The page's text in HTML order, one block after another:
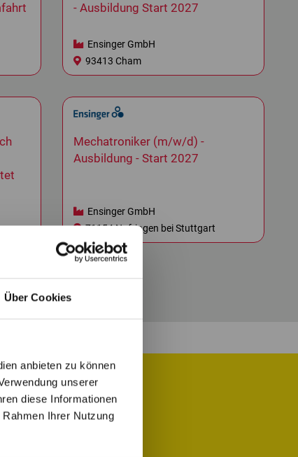
Über Cookies
anbieten zu können
unserer
diese Informationen
Ihrer Nutzung
- Ausbildung Start 2027
Ensinger GmbH
93413 Cham
Mechatroniker (m/w/d) -
Ausbildung - Start 2027
Ensinger GmbH
71154 Nufringen bei Stuttgart
für Dich.